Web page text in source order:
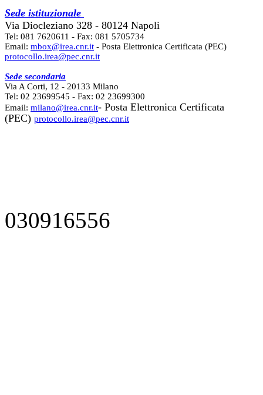
Sede istituzionale
Via Diocleziano 328 - 80124 Napoli
Tel: 081 7620611 - Fax: 081 5705734
Email: mbox@irea.cnr.it - Posta Elettronica Certificata (PEC)
protocollo.irea@pec.cnr.it
Sede secondaria
Via A Corti, 12 - 20133 Milano
Tel: 02 23699545 - Fax: 02 23699300
Email: milano@irea.cnr.it- Posta Elettronica Certificata
(PEC) protocollo.irea@pec.cnr.it
030916556